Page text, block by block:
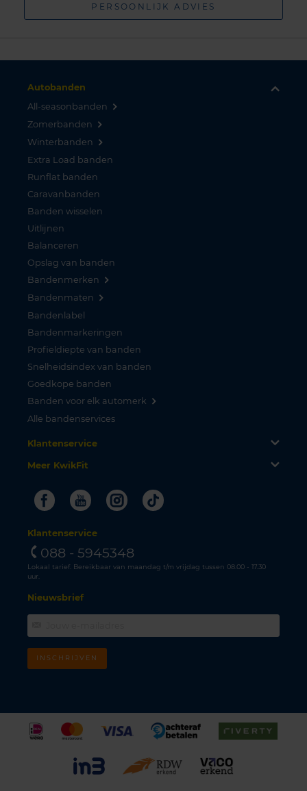
PERSOONLIJK ADVIES
Autobanden
All-seasonbanden
Zomerbanden
Winterbanden
Extra Load banden
Runflat banden
Caravanbanden
Banden wisselen
Uitlijnen
Balanceren
Opslag van banden
Bandenmerken
Bandenmaten
Bandenlabel
Bandenmarkeringen
Profieldiepte van banden
Snelheidsindex van banden
Goedkope banden
Banden voor elk automerk
Alle bandenservices
Klantenservice
Meer KwikFit
FacebookYoutubeInstagram
Tiktok
Klantenservice
088 - 5945348
Lokaal tarief. Bereikbaar van maandag t/m vrijdag tussen 08.00 - 17.30
uur.
Nieuwsbrief
INSCHRIJVEN